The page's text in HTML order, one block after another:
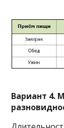
Вариант 4.